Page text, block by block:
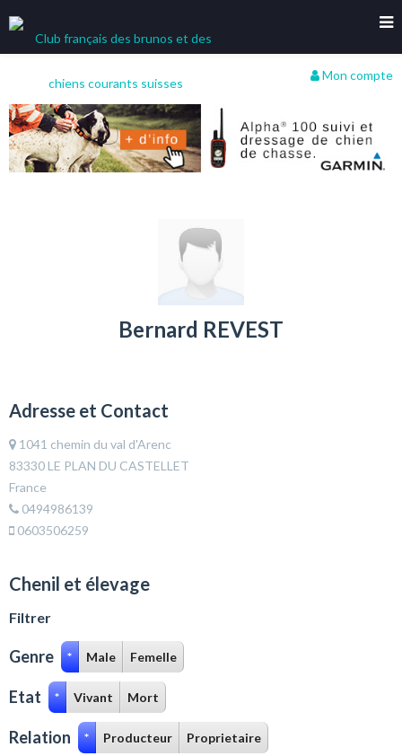
Mon compte
Bernard REVEST
Adresse et Contact
1041 chemin du val d'Arenc
83330 LE PLAN DU CASTELLET
France
0494986139
0603506259
Chenil et élevage
Filtrer
Genre * Male Femelle
Etat * Vivant Mort
Relation * Producteur Proprietaire